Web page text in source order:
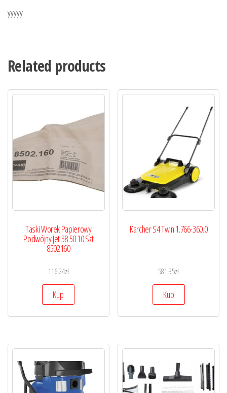
yyyyy
Related products
Taski Worek Papierowy
Podwójny Jet 38 50 10 Szt
8502160
116,24zł
Kup
Karcher S4 Twin 1.766-360.0
581,35zł
Kup